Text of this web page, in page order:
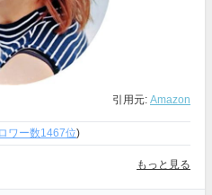
引用元: Amazon
ワー数1467位)
もっと見る